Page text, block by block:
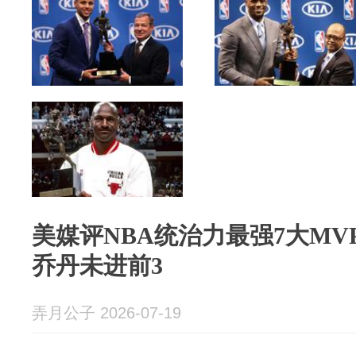
美媒评NBA统治力最强7大
乔丹未进前3
弄月公子 2026-07-19